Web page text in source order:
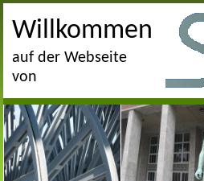
Willkommen
auf der Webseite
von